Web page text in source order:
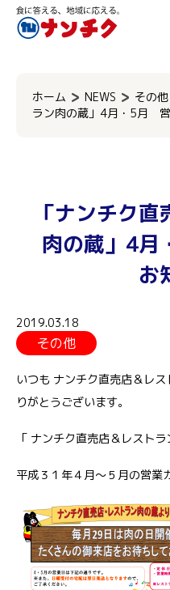
ホーム NEWS その他
ラン肉の蔵」4月・5月
「ナンチク
肉の蔵」4
お
2019.03.18
その他
いつも ナンチク直売店＆レ
りがとうございます。
「 ナンチク直売店＆レストラ
平成３１年４月～５月の営業